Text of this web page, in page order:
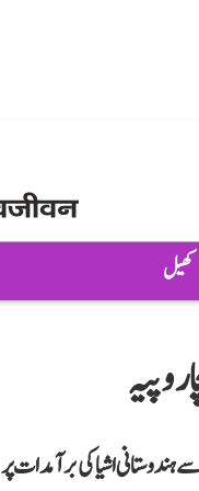
کھیل
سے ہندوستانی اشیا کی برآمدات پر